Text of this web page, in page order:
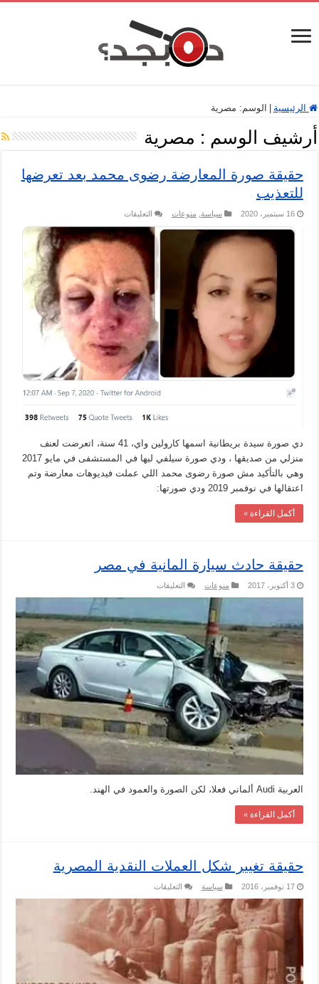
الرئيسية الوسم: مصرية
أرشيف الوسم : مصرية
حقيقة صورة المعارضة رضوى محمد بعد تعرضها
للتعذيب
16 سبتمبر، 2020 سياسة منوعات التعليقات
صورة
المعارضة
رضوى
تعرضها
للتعذيب
مغلقة
دي صورة سيدة بريطانية اسمها كارولين واي، 41 سنة، اتعرضت لعنف
منزلي من صديقها ، ودي صورة سيلفي ليها في المستشفى في مايو 2017
وهي بالتأكيد مش صورة رضوى محمد اللي عملت فيديوهات معارضة وتم
اعتقالها في نوفمبر 2019 ودي صورتها:
أكمل القراءة »
حقيقة حادث سيارة المانية في مصر
3 أكتوبر، 2017 منوعات التعليقات
المانية
في
مصر
مغلقة
العربية Audi ألماني فعلا، لكن الصورة والعمود في الهند.
أكمل القراءة »
حقيقة تغيير شكل العملات النقدية المصرية
17 نوفمبر، 2016 سياسة التعليقات
تغيير
شكل
العملات
النقدية
المصرية
مغلقة